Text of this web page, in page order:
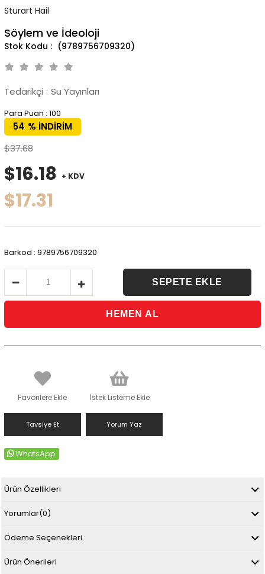
Sturart Hail
Söylem ve İdeoloji
(9789756709320)
Tedarikçi : Su Yayınları
Para Puan : 100
%
54
İNDIRIM
$37.68
$16.18 + KDV
$17.31
Barkod : 9789756709320
Favorilere Ekle İstek Listeme Ekle
Tavsiye Et Yorum Yaz
WhatsApp
Ürün Özellikleri
Yorumlar(0)
Ödeme Seçenekleri
Ürün Önerileri